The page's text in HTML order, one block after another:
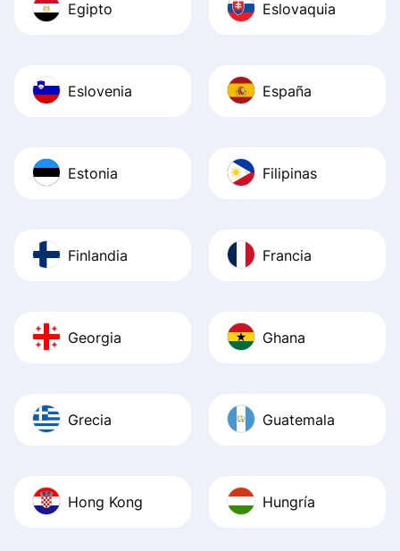
Egipto Eslovaquia
Eslovenia España
Estonia Filipinas
Finlandia Francia
Georgia Ghana
Grecia Guatemala
Hong Kong Hungría